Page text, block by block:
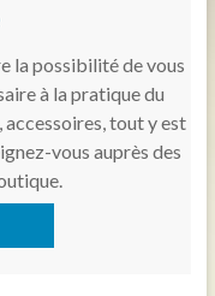
la possibilité de vous
à la pratique du
accessoires, tout y est
vous auprès des